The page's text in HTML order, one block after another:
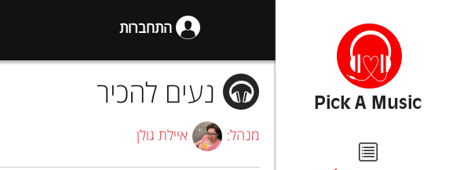
התחברות
נעים להכיר
מנהל: איילת גולן